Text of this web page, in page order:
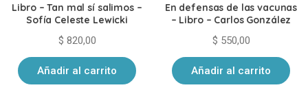
Libro – Tan mal sí salimos –
Sofía Celeste Lewicki
$ 820,00
Añadir al carrito
En defensas de las vacunas
– Libro – Carlos González
$ 550,00
Añadir al carrito